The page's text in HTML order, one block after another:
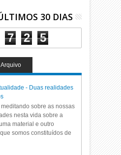
30 DIAS
7 2 5
Arquivo
- Duas realidades
sobre as nossas
nesta vida sobre a
material e outro
somos constituídos de